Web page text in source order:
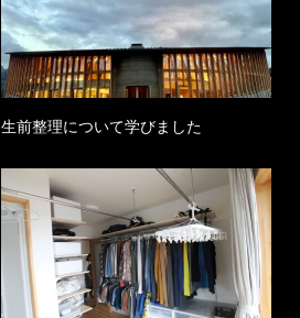
生前整理について学びました